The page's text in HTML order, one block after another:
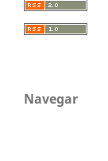
Navegar